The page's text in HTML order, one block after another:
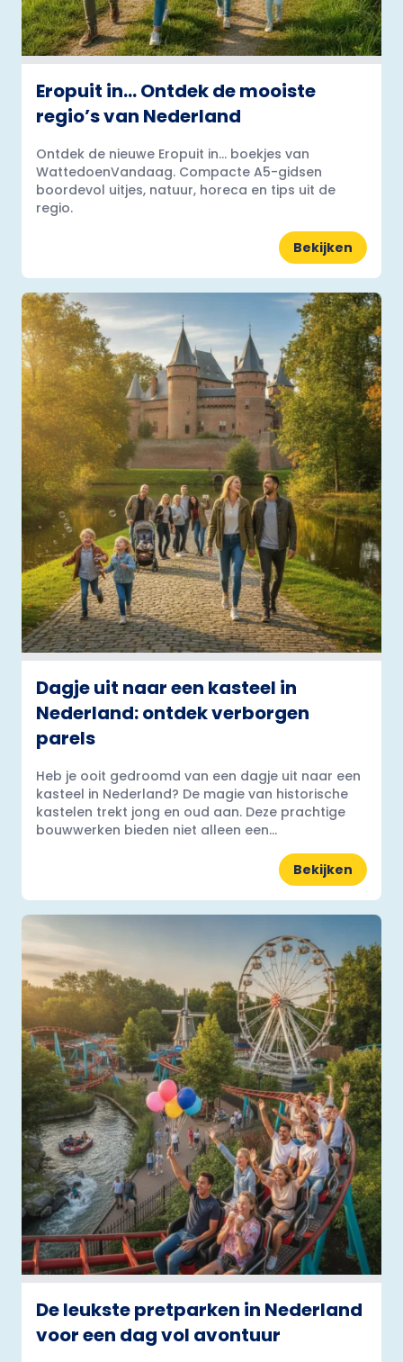
Eropuit in… Ontdek de mooiste
regio’s van Nederland
Ontdek de nieuwe Eropuit in... boekjes van
WattedoenVandaag. Compacte A5-gidsen
boordevol uitjes, natuur, horeca en tips uit de
regio.
Bekijken
Dagje uit naar een kasteel in
Nederland: ontdek verborgen
parels
Heb je ooit gedroomd van een dagje uit naar een
kasteel in Nederland? De magie van historische
kastelen trekt jong en oud aan. Deze prachtige
bouwwerken bieden niet alleen een...
Bekijken
De leukste pretparken in Nederland
voor een dag vol avontuur